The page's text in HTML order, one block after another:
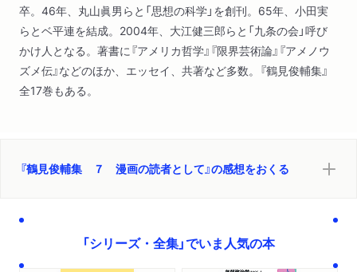
卒。46年、丸山眞男らと「思想の科学」を創刊。65年、小田実
らとベ平連を結成。2004年、大江健三郎らと「九条の会」呼び
かけ人となる。著書に『アメリカ哲学』『限界芸術論』『アメノウ
ズメ伝』などのほか、エッセイ、共著など多数。『鶴見俊輔集』
全17巻もある。
『鶴見俊輔集 ７ 漫画の読者として』の感想をおくる
「シリーズ・全集」でいま人気の本